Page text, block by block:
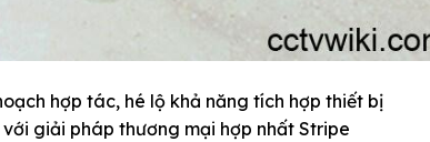
hợp tác, hé lộ khả năng tích hợp thiết bị
giải pháp thương mại hợp nhất Stripe